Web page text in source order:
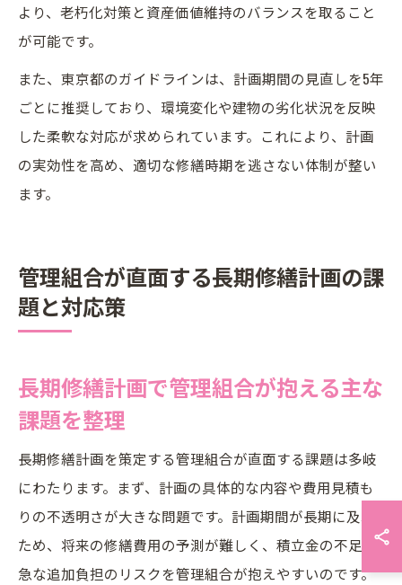
より、老朽化対策と資産価値維持のバランスを取ること
が可能です。
また、東京都のガイドラインは、計画期間の見直しを5年
ごとに推奨しており、環境変化や建物の劣化状況を反映
した柔軟な対応が求められています。これにより、計画
の実効性を高め、適切な修繕時期を逃さない体制が整い
ます。
管理組合が直面する長期修繕計画の課
題と対応策
長期修繕計画で管理組合が抱える主な
課題を整理
長期修繕計画を策定する管理組合が直面する課題は多岐
にわたります。まず、計画の具体的な内容や費用見積も
りの不透明さが大きな問題です。計画期間が長期に及ぶ
ため、将来の修繕費用の予測が難しく、積立金の不足や
急な追加負担のリスクを管理組合が抱えやすいのです。